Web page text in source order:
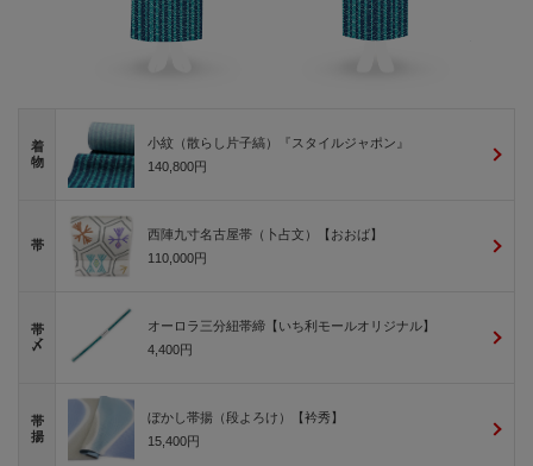
着
物
小紋（散らし片子縞）『スタイルジャポン』
140,800円
帯
西陣九寸名古屋帯（卜占文）【おおば】
110,000円
帯
〆
オーロラ三分紐帯締【いち利モールオリジナル】
4,400円
帯
揚
ぼかし帯揚（段よろけ）【衿秀】
15,400円